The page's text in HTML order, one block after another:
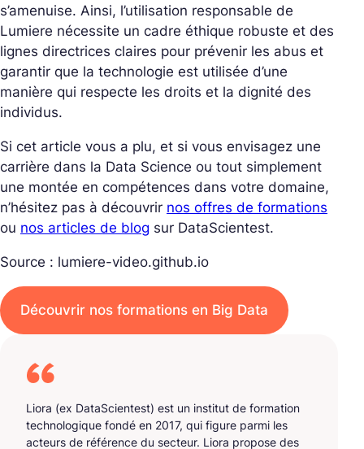
s’amenuise. Ainsi, l’utilisation responsable de
Lumiere nécessite un cadre éthique robuste et des
lignes directrices claires pour prévenir les abus et
garantir que la technologie est utilisée d’une
manière qui respecte les droits et la dignité des
individus.
Si cet article vous a plu, et si vous envisagez une
carrière dans la Data Science ou tout simplement
une montée en compétences dans votre domaine,
n’hésitez pas à découvrir nos offres de formations
ou nos articles de blog sur DataScientest.
Source : lumiere-video.github.io
Découvrir nos formations en Big Data
Liora (ex DataScientest) est un institut de formation
technologique fondé en 2017, qui figure parmi les
acteurs de référence du secteur. Liora propose des